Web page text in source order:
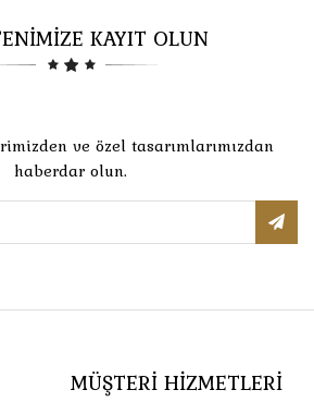
KAYIT OLUN
ve özel tasarımlarımızdan
haberdar olun.
MÜŞTERI HIZMETLERI